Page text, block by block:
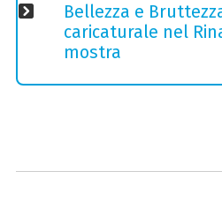
Bellezza e
caricaturale nel
mostra